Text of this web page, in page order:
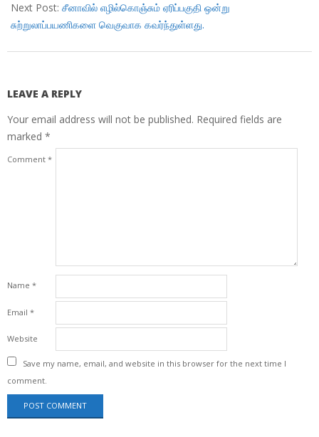
Next Post: சீனாவில் எழில்கொஞ்சும் ஏரிப்பகுதி ஒன்று
சுற்றுலாப்பயணிகளை வெகுவாக கவர்ந்துள்ளது.
LEAVE A REPLY
Your email address will not be published. Required fields are
marked *
Comment *
Name *
Email *
Website
Save my name, email, and website in this browser for the next time I
comment.